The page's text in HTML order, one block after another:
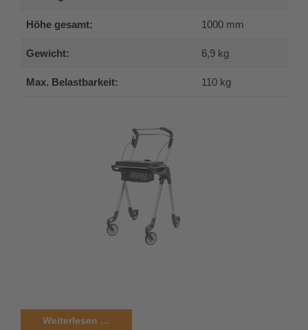
Höhe gesamt: 1000 mm
Gewicht: 6,9 kg
Max. Belastbarkeit: 110 kg
Weiterlesen …